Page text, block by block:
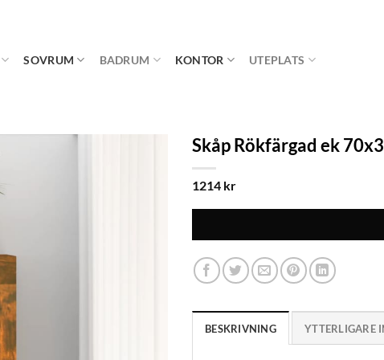
SOVRUM BADRUM KONTOR UTEPLATS
Skåp Rökfärgad ek
1214 kr
BESKRIVNING YTTERLIGARE